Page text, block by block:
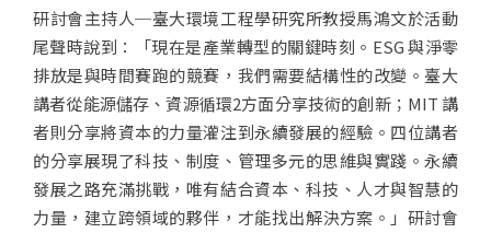
研討會主持人─臺大環境工程學研究所教授馬鴻文於活動
尾聲時說到：「現在是產業轉型的關鍵時刻。ESG 與淨零
排放是與時間賽跑的競賽，我們需要結構性的改變。臺大
講者從能源儲存、資源循環2方面分享技術的創新；MIT 講
者則分享將資本的力量灌注到永續發展的經驗。四位講者
的分享展現了科技、制度、管理多元的思維與實踐。永續
發展之路充滿挑戰，唯有結合資本、科技、人才與智慧的
力量，建立跨領域的夥伴，才能找出解決方案。」研討會